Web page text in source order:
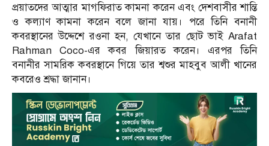
প্রয়াতদের আত্মার মাগফিরাত কামনা করেন এবং দেশবাসীর শান্তি
ও কল্যাণ কামনা করেন বলে জানা যায়। পরে তিনি বনানী
কবরস্থানের উদ্দেশে রওনা হন, যেখানে তার ছোট ভাই Arafat
Rahman Coco-এর কবর জিয়ারত করেন। এরপর তিনি
বনানীর সামরিক কবরস্থানে গিয়ে তার শ্বশুর মাহবুব আলী খানের
কবরেও শ্রদ্ধা জানান।